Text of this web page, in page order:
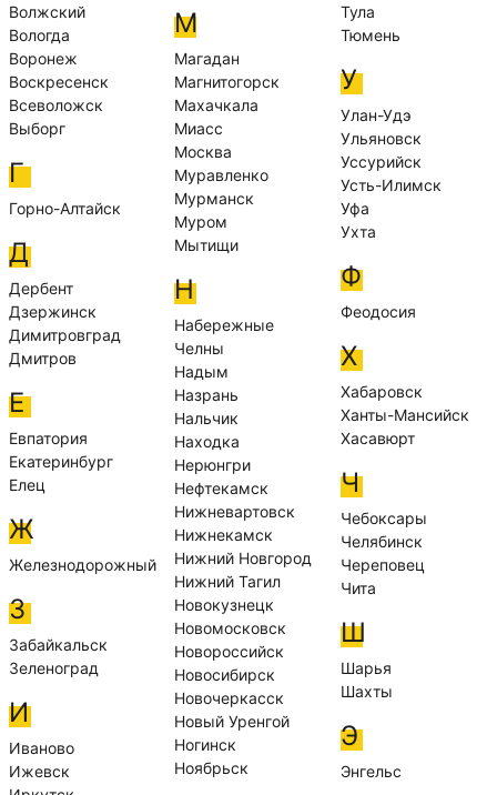
Волжский
Вологда
Воронеж
Воскресенск
Всеволожск
Выборг
Г
Горно-Алтайск
Д
Дербент
Дзержинск
Димитровград
Дмитров
Е
Евпатория
Екатеринбург
Елец
Ж
Железнодорожный
З
Забайкальск
Зеленоград
И
Иваново
Ижевск
М
Магадан
Магнитогорск
Махачкала
Миасс
Москва
Муравленко
Мурманск
Муром
Мытищи
Н
Набережные
Челны
Надым
Назрань
Нальчик
Находка
Нерюнгри
Нефтекамск
Нижневартовск
Нижнекамск
Нижний Новгород
Нижний Тагил
Новокузнецк
Новомосковск
Новороссийск
Новосибирск
Новочеркасск
Новый Уренгой
Ногинск
Ноябрьск
Тула
Тюмень
У
Улан-Удэ
Ульяновск
Уссурийск
Усть-Илимск
Уфа
Ухта
Ф
Феодосия
Х
Хабаровск
Ханты-Мансийск
Хасавюрт
Ч
Чебоксары
Челябинск
Череповец
Чита
Ш
Шарья
Шахты
Э
Энгельс